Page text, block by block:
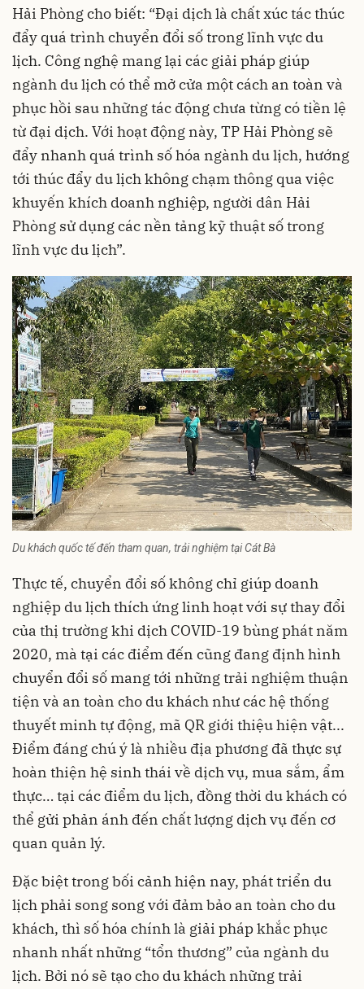
Hải Phòng cho biết: “Đại dịch là chất xúc tác thúc
đẩy quá trình chuyển đổi số trong lĩnh vực du
lịch. Công nghệ mang lại các giải pháp giúp
ngành du lịch có thể mở cửa một cách an toàn và
phục hồi sau những tác động chưa từng có tiền lệ
từ đại dịch. Với hoạt động này, TP Hải Phòng sẽ
đẩy nhanh quá trình số hóa ngành du lịch, hướng
tới thúc đẩy du lịch không chạm thông qua việc
khuyến khích doanh nghiệp, người dân Hải
Phòng sử dụng các nền tảng kỹ thuật số trong
lĩnh vực du lịch”.
Du khách quốc tế đến tham quan, trải nghiệm tại Cát Bà
Thực tế, chuyển đổi số không chỉ giúp doanh
nghiệp du lịch thích ứng linh hoạt với sự thay đổi
của thị trường khi dịch COVID-19 bùng phát năm
2020, mà tại các điểm đến cũng đang định hình
chuyển đổi số mang tới những trải nghiệm thuận
tiện và an toàn cho du khách như các hệ thống
thuyết minh tự động, mã QR giới thiệu hiện vật...
Điểm đáng chú ý là nhiều địa phương đã thực sự
hoàn thiện hệ sinh thái về dịch vụ, mua sắm, ẩm
thực… tại các điểm du lịch, đồng thời du khách có
thể gửi phản ánh đến chất lượng dịch vụ đến cơ
quan quản lý.
Đặc biệt trong bối cảnh hiện nay, phát triển du
lịch phải song song với đảm bảo an toàn cho du
khách, thì số hóa chính là giải pháp khắc phục
nhanh nhất những “tổn thương” của ngành du
lịch. Bởi nó sẽ tạo cho du khách những trải